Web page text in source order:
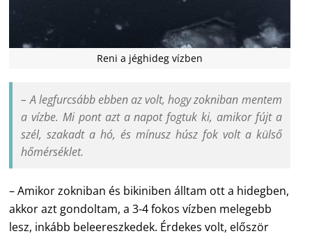
Reni a jéghideg vízben
– A legfurcsább ebben az volt, hogy zokniban mentem
a vízbe. Mi pont azt a napot fogtuk ki, amikor fújt a
szél, szakadt a hó, és mínusz húsz fok volt a külső
hőmérséklet.
– Amikor zokniban és bikiniben álltam ott a hidegben,
akkor azt gondoltam, a 3-4 fokos vízben melegebb
lesz, inkább beleereszkedek. Érdekes volt, először